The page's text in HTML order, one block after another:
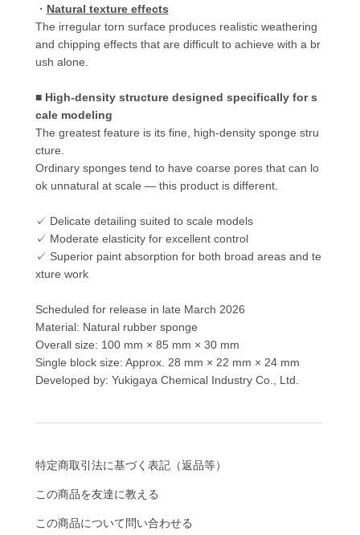
・ Natural texture effects
The irregular torn surface produces realistic weathering
and chipping effects that are difficult to achieve with a br
ush alone.
■ High-density structure designed specifically for s
cale modeling
The greatest feature is its fine, high-density sponge stru
cture.
Ordinary sponges tend to have coarse pores that can lo
ok unnatural at scale — this product is different.
✓ Delicate detailing suited to scale models
✓ Moderate elasticity for excellent control
✓ Superior paint absorption for both broad areas and te
xture work
Scheduled for release in late March 2026
Material: Natural rubber sponge
Overall size: 100 mm × 85 mm × 30 mm
Single block size: Approx. 28 mm × 22 mm × 24 mm
Developed by: Yukigaya Chemical Industry Co., Ltd.
特定商取引法に基づく表記（返品等）
この商品を友達に教える
この商品について問い合わせる